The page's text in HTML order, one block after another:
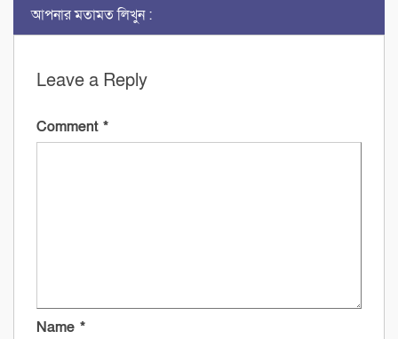
আপনার মতামত লিখুন :
Leave a Reply
Comment *
Name *